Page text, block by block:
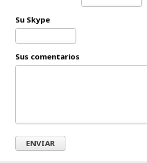
Su Skype
Sus comentarios
ENVIAR